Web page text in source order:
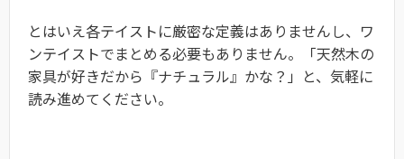
とはいえ各テイストに厳密な定義はありませんし、ワ
ンテイストでまとめる必要もありません。「天然木の
家具が好きだから『ナチュラル』かな？」と、気軽に
読み進めてください。